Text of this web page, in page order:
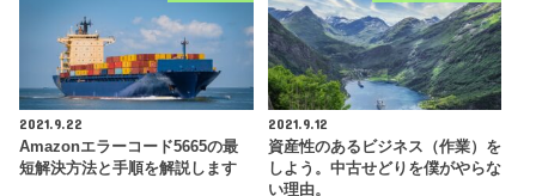
2021.9.22
Amazonエラーコード5665の最
短解決方法と手順を解説します
2021.9.12
資産性のあるビジネス（作業）を
しよう。中古せどりを僕がやらな
い理由。